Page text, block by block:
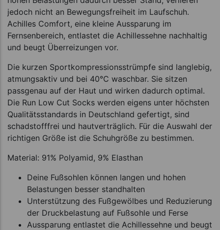
jedoch nicht an Bewegungsfreiheit im Laufschuh.
Achilles Comfort, eine kleine Aussparung im
Fernsenbereich, entlastet die Achillessehne nachhaltig
und beugt Überreizungen vor.
Die kurzen Sportkompressionsstrümpfe sind langlebig,
atmungsaktiv und bei 40°C waschbar. Sie sitzen
passgenau auf der Haut und wirken dadurch optimal.
Die Run Low Cut Socks werden eigens unter höchsten
Qualitätsstandards in Deutschland gefertigt, sind
schadstofffrei und hautverträglich. Für die Auswahl der
richtigen Größe ist die Schuhgröße zu bestimmen.
Material: 91% Polyamid, 9% Elasthan
Deine Fußsohlen können langen und hohen
Belastungen besser standhalten
Unterstützung des Fußgewölbes und Reduzierung
der Druckbelastung auf Fußsohle und Ferse
Aussparung entlastet die Achillessehne und beugt